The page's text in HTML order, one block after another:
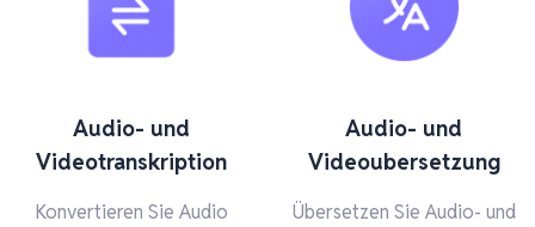
Audio- und
Videotranskription
Konvertieren Sie Audio
Audio- und
Videoubersetzung
Übersetzen Sie Audio- und